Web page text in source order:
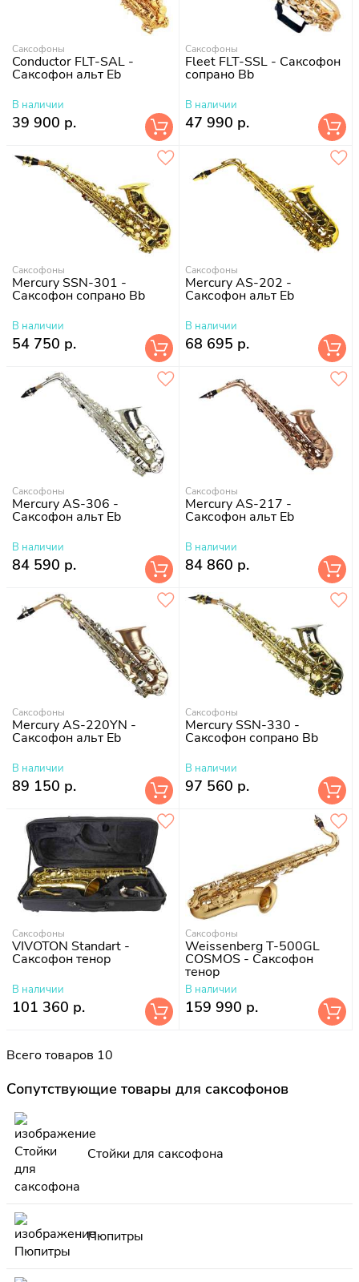
Саксофоны
Conductor FLT-SAL -
Саксофон альт Eb
В наличии
39 900 р.
Саксофоны
Fleet FLT-SSL - Саксофон
сопрано Bb
В наличии
47 990 р.
Саксофоны
Mercury SSN-301 -
Саксофон сопрано Bb
В наличии
54 750 р.
Саксофоны
Mercury AS-202 -
Саксофон альт Eb
В наличии
68 695 р.
Саксофоны
Mercury AS-306 -
Саксофон альт Eb
В наличии
84 590 р.
Саксофоны
Mercury AS-217 -
Саксофон альт Eb
В наличии
84 860 р.
Саксофоны
Mercury AS-220YN -
Саксофон альт Eb
В наличии
89 150 р.
Саксофоны
Mercury SSN-330 -
Саксофон сопрано Bb
В наличии
97 560 р.
Саксофоны
VIVOTON Standart -
Саксофон тенор
В наличии
101 360 р.
Саксофоны
Weissenberg T-500GL
COSMOS - Саксофон
тенор
В наличии
159 990 р.
Всего товаров 10
Сопутствующие товары для саксофонов
Стойки для саксофона
Пюпитры